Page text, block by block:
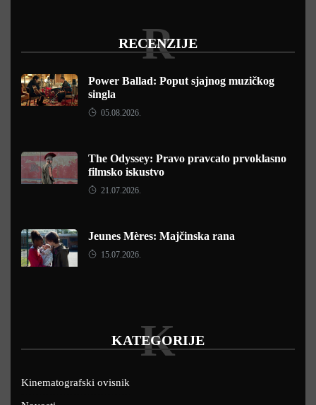
RECENZIJE
R
Power Ballad: Poput sjajnog muzičkog
singla
05.08.2026.
The Odyssey: Pravo pravcato prvoklasno
filmsko iskustvo
21.07.2026.
Jeunes Mères: Majčinska rana
15.07.2026.
KATEGORIJE
K
Kinematografski ovisnik